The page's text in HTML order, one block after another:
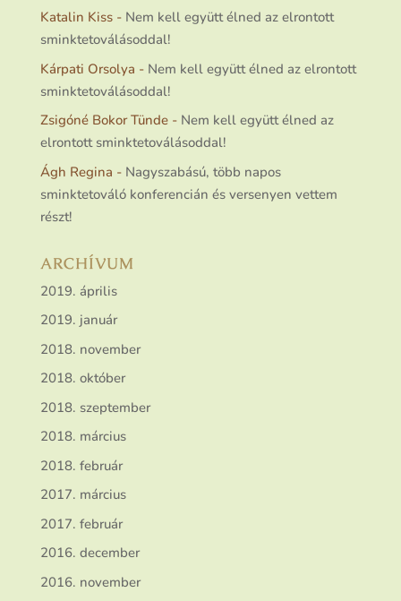
Katalin Kiss- Nem kell együtt élned az elrontott
sminktetoválásoddal!
Kárpati Orsolya - Nem kell együtt élned az elrontott
sminktetoválásoddal!
Zsigóné Bokor Tünde- Nem kell együtt élned az
elrontott sminktetoválásoddal!
Ágh Regina - Nagyszabású, több napos
sminktetováló konferencián és versenyen vettem
részt!
ARCHÍVUM
2019. április
2019. január
2018. november
2018. október
2018. szeptember
2018. március
2018. február
2017. március
2017. február
2016. december
2016. november